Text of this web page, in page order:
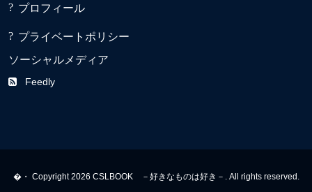
プロフィール
プライベートポリシー
ソーシャルメディア
Feedly
�・ Copyright 2026 CSLBOOK －好きなものは好き－. All rights reserved.